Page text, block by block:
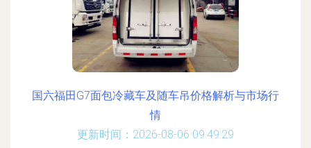
国六福田G7面包冷藏车及随车吊价格解析与市场行
情
更新时间：2026-08-06 09:49:29